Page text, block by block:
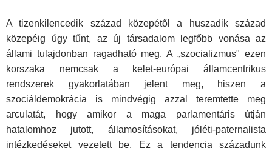
A tizenkilencedik század közepétől a huszadik század
közepéig úgy tűnt, az új társadalom legfőbb vonása az
állami tulajdonban ragadható meg. A „szocializmus" ezen
korszaka nemcsak a kelet-európai államcentrikus
rendszerek gyakorla­tában jelent meg, hiszen a
szociáldemokrácia is mindvégig azzal teremtette meg
arculatát, hogy amikor a maga parla­mentáris útján
hatalomhoz jutott, államosításokat, jóléti­-paternalista
intézkedéseket vezetett be. Ez a tendencia szá­zadunk